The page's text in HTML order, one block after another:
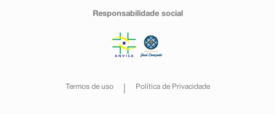
Responsabilidade social
Termos de uso Política de Privacidade